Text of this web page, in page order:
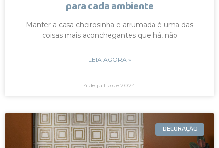
para cada ambiente
Manter a casa cheirosinha e arrumada é uma das
coisas mais aconchegantes que há, não
LEIA AGORA »
4 de julho de 2024
DECORAÇÃO